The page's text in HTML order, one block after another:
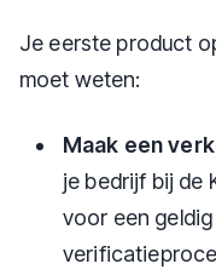
Je eerste product
moet weten:
Maak een
je bedrijf bij de
voor een